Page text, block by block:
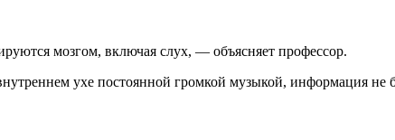
мозгом, включая слух, — объясняет профессор.
ухе постоянной громкой музыкой, информация не